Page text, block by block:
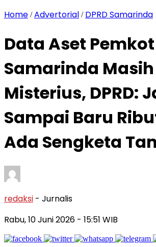
Home /Advertorial / DPRD Samarinda
Data Aset Pemkot
Samarinda Masih
Misterius, DPRD:
Sampai Baru
Ada Sengketa
redaksi - Jurnalis
Rabu, 10 Juni 2026 - 15:51 WIB